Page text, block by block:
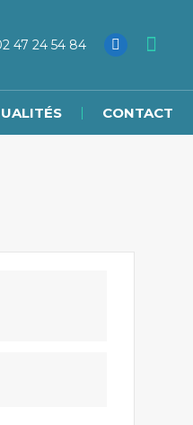
47 24 54 84
CONTACT